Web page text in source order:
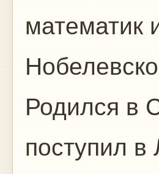
математик
Родился в
поступил в